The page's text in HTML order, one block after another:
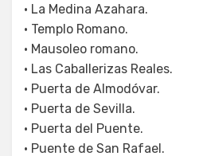
• La Medina Azahara.
• Templo Romano.
• Mausoleo romano.
• Las Caballerizas Reales.
• Puerta de Almodóvar.
• Puerta de Sevilla.
• Puerta del Puente.
• Puente de San Rafael.